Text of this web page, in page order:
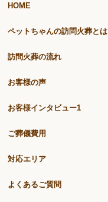
HOME
ペットちゃんの訪問火葬とは
訪問火葬の流れ
お客様の声
お客様インタビュー1
ご葬儀費用
対応エリア
よくあるご質問